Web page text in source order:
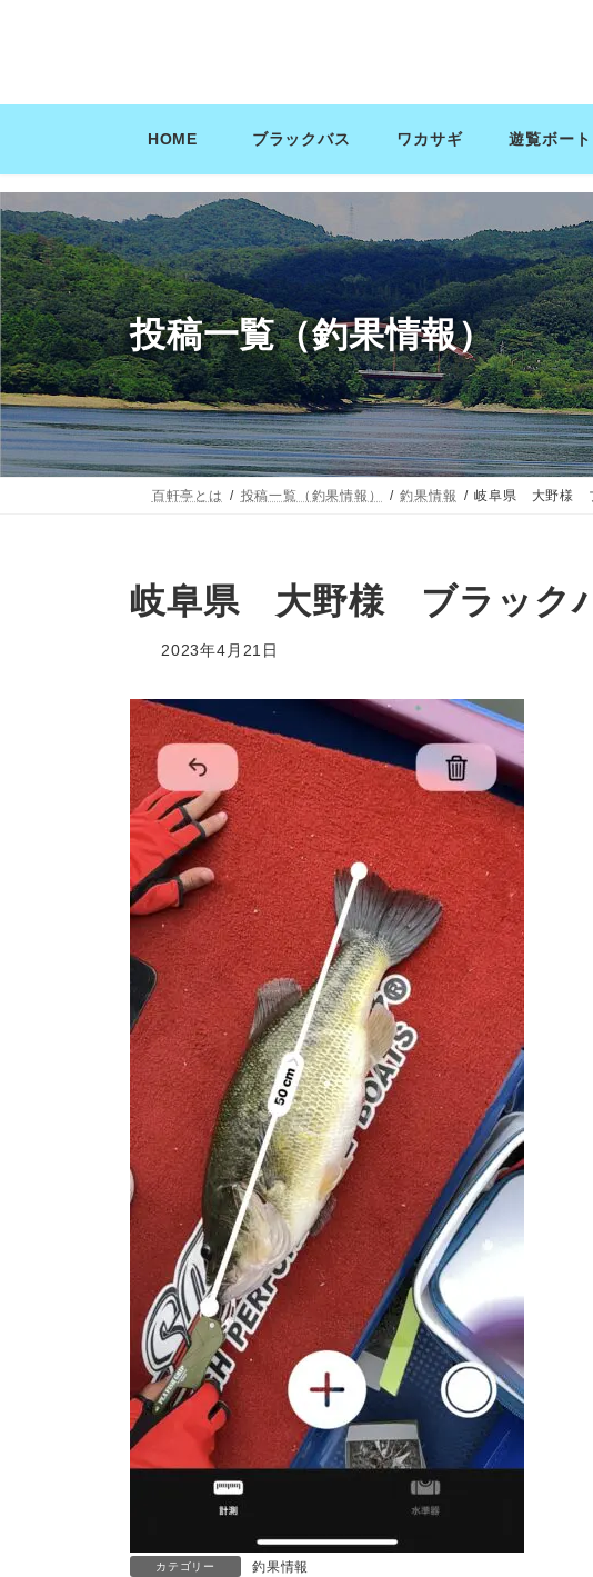
ン
ス
キ
ッ
プ
ー
ン
に
移
動
HOME ブラックバス ワカサギ 遊覧ボート
投稿一覧（釣果情報）
百軒亭とは 投稿一覧（釣果情報） 釣果情報 岐阜県 大野様
岐阜県 大野様 ブラック
2023年4月21日
カテゴリー 釣果情報